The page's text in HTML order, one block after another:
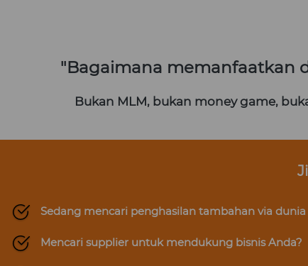
"Bagaimana memanfaatkan
Bukan MLM, bukan money game,
Sedang mencari penghasilan tambahan via dunia
Mencari supplier untuk mendukung bisnis Anda?